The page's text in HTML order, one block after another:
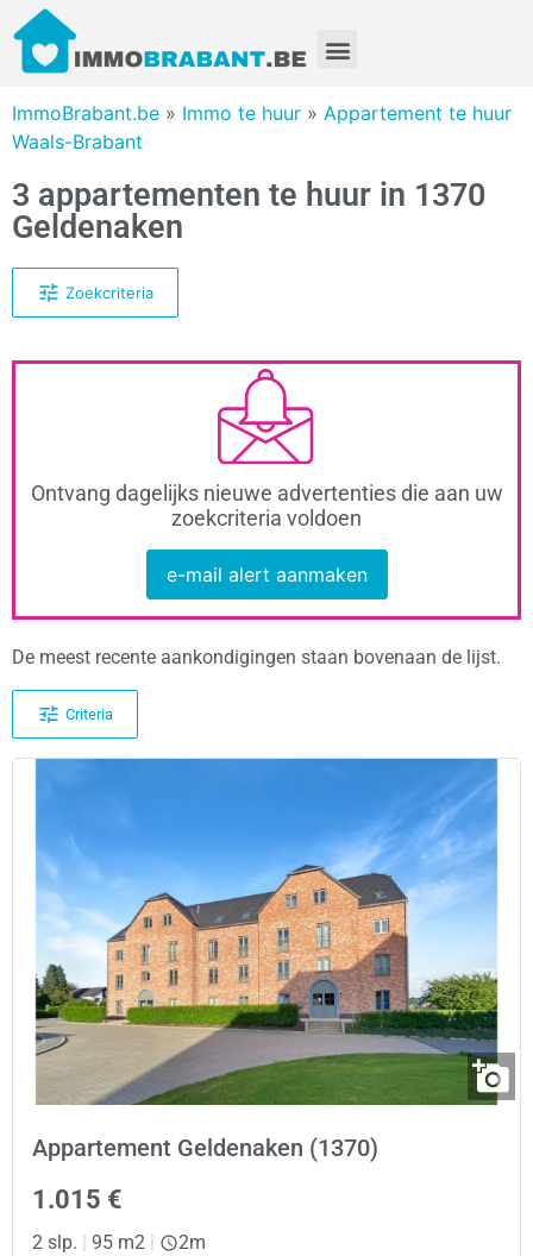
ImmoBrabant.be » Immo te huur » Appartement te huur
Waals-Brabant
3 appartementen te huur in 1370
Geldenaken
Zoekcriteria
Ontvang dagelijks nieuwe advertenties die aan uw
zoekcriteria voldoen
e-mail alert aanmaken
De meest recente aankondigingen staan bovenaan de lijst.
Criteria
Appartement Geldenaken (1370)
1.015 €
2 slp. 95 m2 2m